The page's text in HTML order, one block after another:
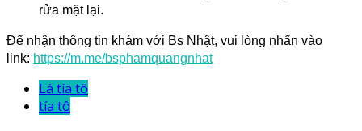
rửa mặt lại.
Để nhận thông tin khám với Bs Nhật, vui lòng nhấn vào
link: https://m.me/bsphamquangnhat
Lá tía tô
tía tô